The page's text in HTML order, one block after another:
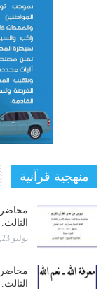
منهجية قرآنية
يوليو 23, 2026
الثالث…